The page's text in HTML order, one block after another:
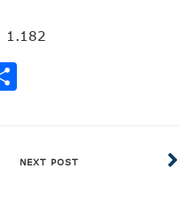
1.182
NEXT POST